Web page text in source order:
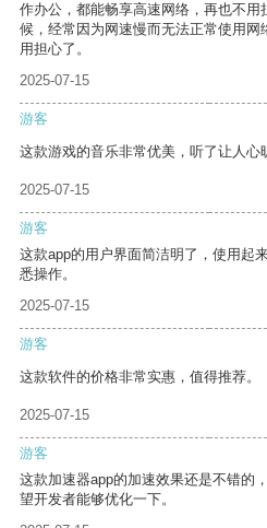
作办公，都能畅享高速网络，再也不
候，经常因为网速慢而无法正常使用网
用担心了。
2025-07-15
游客
这款游戏的音乐非常优美，听了让人心
2025-07-15
游客
这款app的用户界面简洁明了，使用起
悉操作。
2025-07-15
游客
这款软件的价格非常实惠，值得推荐。
2025-07-15
游客
这款加速器app的加速效果还是不错的
望开发者能够优化一下。